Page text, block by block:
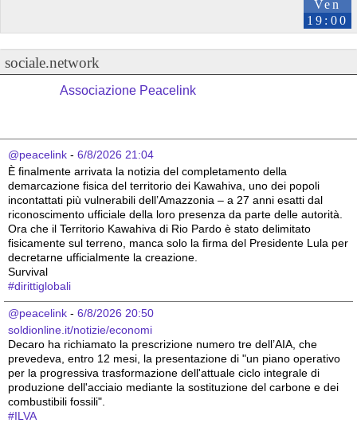
Ven
19:00
sociale.network
Associazione Peacelink
@peacelink - 6/8/2026 21:04
È finalmente arrivata la notizia del completamento della
demarcazione fisica del territorio dei Kawahiva, uno dei popoli
incontattati più vulnerabili dell’Amazzonia – a 27 anni esatti dal
riconoscimento ufficiale della loro presenza da parte delle autorità.
Ora che il Territorio Kawahiva di Rio Pardo è stato delimitato
fisicamente sul terreno, manca solo la firma del Presidente Lula per
decretarne ufficialmente la creazione.
Survival
#dirittiglobali
@peacelink - 6/8/2026 20:50
soldionline.it/notizie/economi
Decaro ha richiamato la prescrizione numero tre dell’AIA, che
prevedeva, entro 12 mesi, la presentazione di "un piano operativo
per la progressiva trasformazione dell'attuale ciclo integrale di
produzione dell'acciaio mediante la sostituzione del carbone e dei
combustibili fossili".
#ILVA